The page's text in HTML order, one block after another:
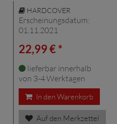
HARDCOVER
Erscheinungsdatum:
01.11.2021
22,99 € *
lieferbar innerhalb
von 3-4 Werktagen
In den Warenkorb
Auf den Merkzettel